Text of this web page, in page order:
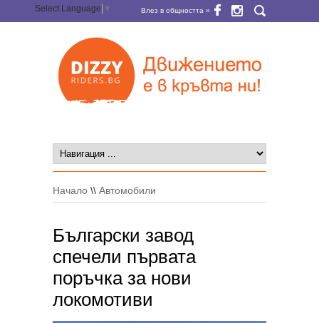
Select Language ▼ Влез в общността »
Начало \\ Автомобили
Български завод
спечели първата
поръчка за нови
локомотиви